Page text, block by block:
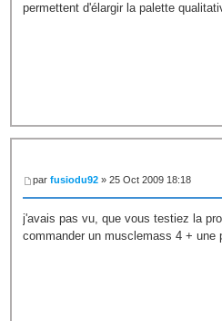
permettent d'élargir la palette
parfusiodu92 » 25 Oct 2009 18:18
j'avais pas vu, que vous testiez la
commander un musclemass 4 +